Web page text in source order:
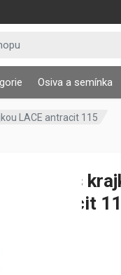
Osiva a semínka
LACE antracit 115
Obal s
antracit